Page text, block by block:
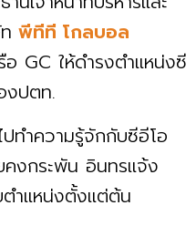
พีทีที โกลบอล
GC ให้ดำรงตำแหน่งซี
งปตท.
ทำความรู้จักกับซีอีโอ
คงกระพัน อินทรแจ้ง
ตำแหน่งตั้งแต่ต้น